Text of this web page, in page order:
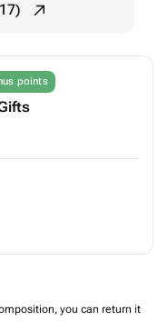
points
you can return it